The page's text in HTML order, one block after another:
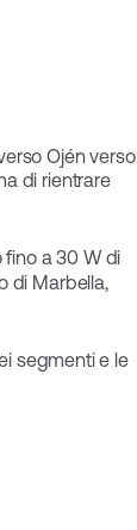
Ojén verso
di rientrare
fino a 30 W di
di Marbella,
segmenti e le